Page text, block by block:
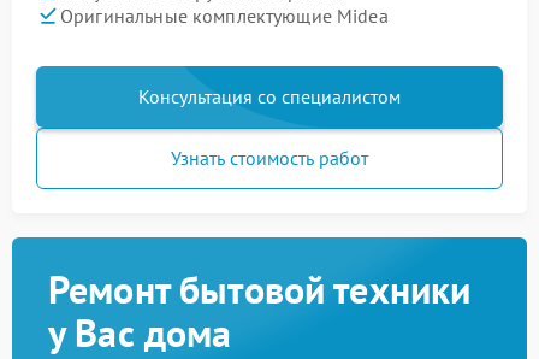
Оригинальные комплектующие Midea
Консультация со специалистом
Узнать стоимость работ
Ремонт бытовой техники
у Вас дома